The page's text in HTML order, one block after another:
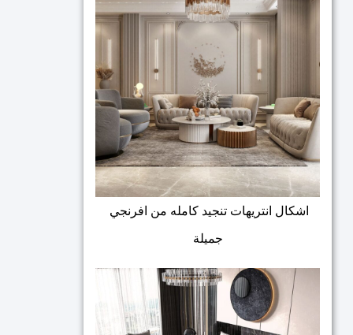
اشكال انتريهات تنجيد كامله من افرنجي
جميلة